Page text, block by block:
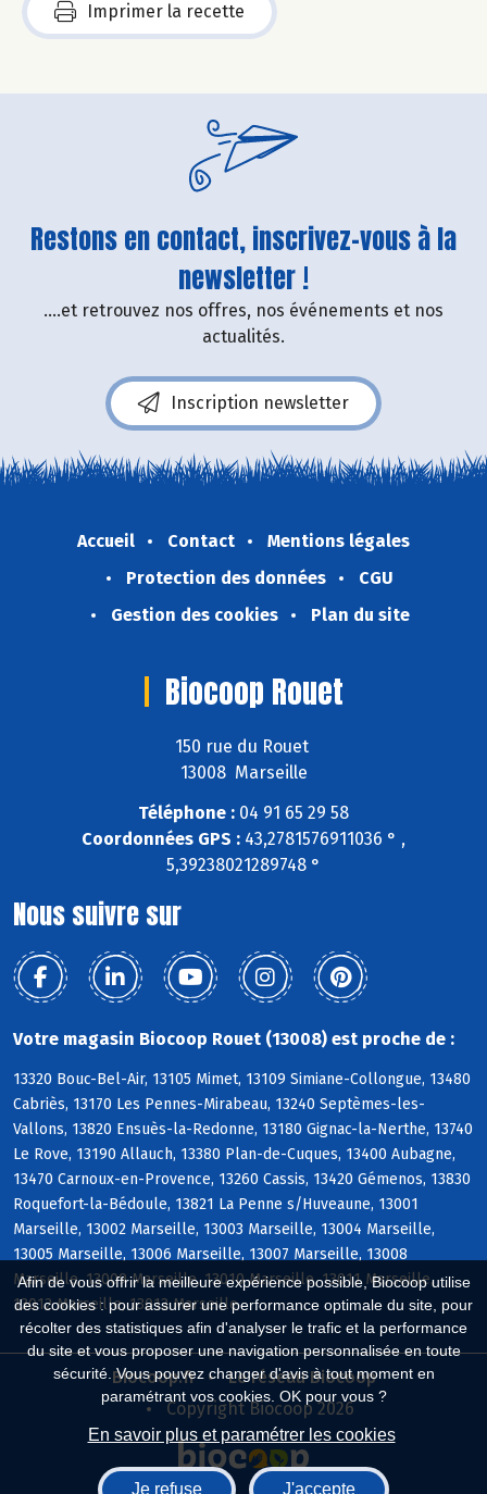
Afin de vous offrir la meilleure expérience possible, Biocoop utilise
des cookies : pour assurer une performance optimale du site, pour
récolter des statistiques afin d'analyser le trafic et la performance
du site et vous proposer une navigation personnalisée en toute
sécurité. Vous pouvez changer d'avis à tout moment en
paramétrant vos cookies. OK pour vous ?
En savoir plus et paramétrer les cookies
Je refuse J'accepte
Imprimer la recette
Restons en contact, inscrivez-vous à la
newsletter !
....et retrouvez nos offres, nos événements et nos
actualités.
Inscription newsletter
Accueil Contact
Mentions légales
Protection des données
CGU
Gestion des cookies
Plan du site
Biocoop Rouet
150 rue du Rouet
13008 Marseille
Téléphone : 04 91 65 29 58
Coordonnées GPS : 43,2781576911036 ° ,
5,39238021289748 °
Nous suivre sur
Votre magasin Biocoop Rouet (13008) est proche de :
13320 Bouc-Bel-Air, 13105 Mimet, 13109 Simiane-Collongue, 13480
Cabriès, 13170 Les Pennes-Mirabeau, 13240 Septèmes-les-
Vallons, 13820 Ensuès-la-Redonne, 13180 Gignac-la-Nerthe, 13740
Le Rove, 13190 Allauch, 13380 Plan-de-Cuques, 13400 Aubagne,
13470 Carnoux-en-Provence, 13260 Cassis, 13420 Gémenos, 13830
Roquefort-la-Bédoule, 13821 La Penne s/Huveaune, 13001
Marseille, 13002 Marseille, 13003 Marseille, 13004 Marseille,
13005 Marseille, 13006 Marseille, 13007 Marseille, 13008
Marseille, 13009 Marseille, 13010 Marseille, 13011 Marseille,
13012 Marseille, 13013 Marseille
Biocoop.fr
Le réseau Biocoop
Copyright Biocoop 2026